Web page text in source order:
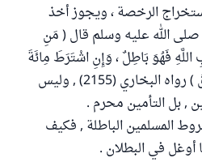
الرخصة ، ويجوز أخذ
صلى الله عليه وسلم قال ( مَنِ
فَهُوَ بَاطِلٌ ، وَإِنِ اشْتَرَطَ مِائَةَ
شَرْطٍ . شَرْطُ اللَّهِ أَحَقُّ وَأَوْثَقُ ) رواه البخاري (2155) , وليس
, بل التأمين محرم .
المسلمين الباطلة , فكيف
أوغل في البطلان .